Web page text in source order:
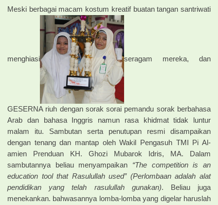
Meski berbagai macam kostum kreatif buatan tangan santriwati
menghiasi seragam mereka, dan
GESERNA riuh dengan sorak sorai pemandu sorak berbahasa
Arab dan bahasa Inggris namun rasa khidmat tidak luntur
malam itu. Sambutan serta penutupan resmi disampaikan
dengan tenang dan mantap oleh Wakil Pengasuh TMI Pi Al-
amien Prenduan KH. Ghozi Mubarok Idris, MA. Dalam
sambutannya beliau menyampaikan “The competition is an
education tool that Rasulullah used” (Perlombaan adalah alat
pendidikan yang telah rasulullah gunakan). Beliau juga
menekankan. bahwasannya lomba-lomba yang digelar haruslah